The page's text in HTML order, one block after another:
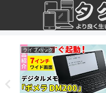
ライフハック